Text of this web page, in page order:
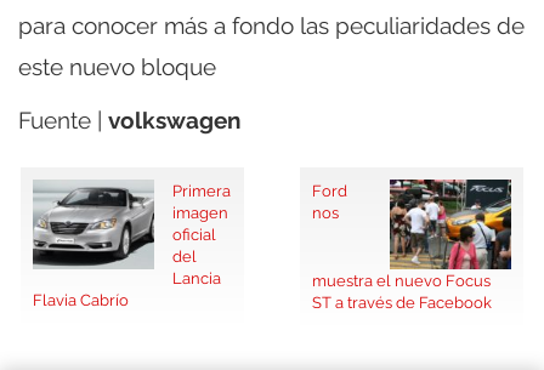
para conocer más a fondo las peculiaridades de
este nuevo bloque
Fuente | volkswagen
Primera
imagen
oficial
del
Lancia
Flavia Cabrío
Ford
nos
muestra el nuevo Focus
ST a través de Facebook